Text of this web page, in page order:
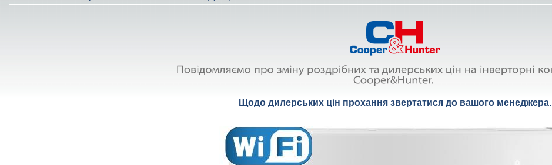
Щодо дилерських цін прохання звертатися до вашого менеджера.